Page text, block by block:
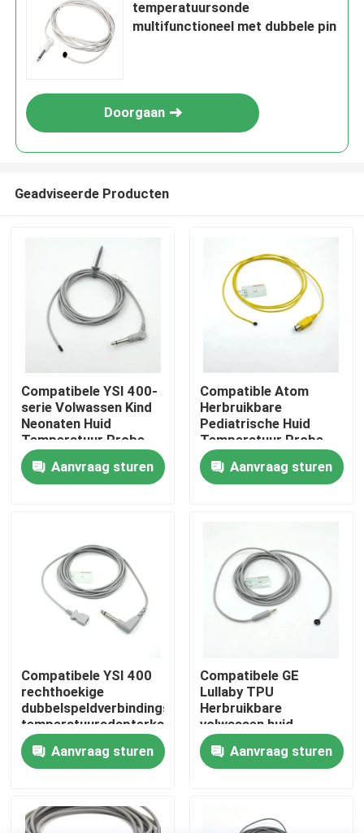
Producten
Over ons
Kwaliteitscontrole
Contacteer ons
Vraag een offerte aan
Spo2-sensorkabel
Beschikbare SPO2-Sensor
Opnieuw te gebruiken spO2-sensor
temperatuursonde
multifunctioneel met dubbele pin
Doorgaan
Geadviseerde Producten
Compatibele YSI 400-
serie Volwassen Kind
Neonaten Huid
Temperatuur Probe
Temperatuur Probe
Aanvraag sturen
Compatible Atom
Herbruikbare
Pediatrische Huid
Temperatuur Probe
Aanvraag sturen
Compatibele YSI 400
rechthoekige
dubbelspeldverbindings-
temperatuuradapterkabel
voor eenmalige
temperatuursonde
Aanvraag sturen
Compatibele GE
Lullaby TPU
Herbruikbare
volwassen huid
Temperatuursonde
Voor Temperatuur
Monitoring
Aanvraag sturen